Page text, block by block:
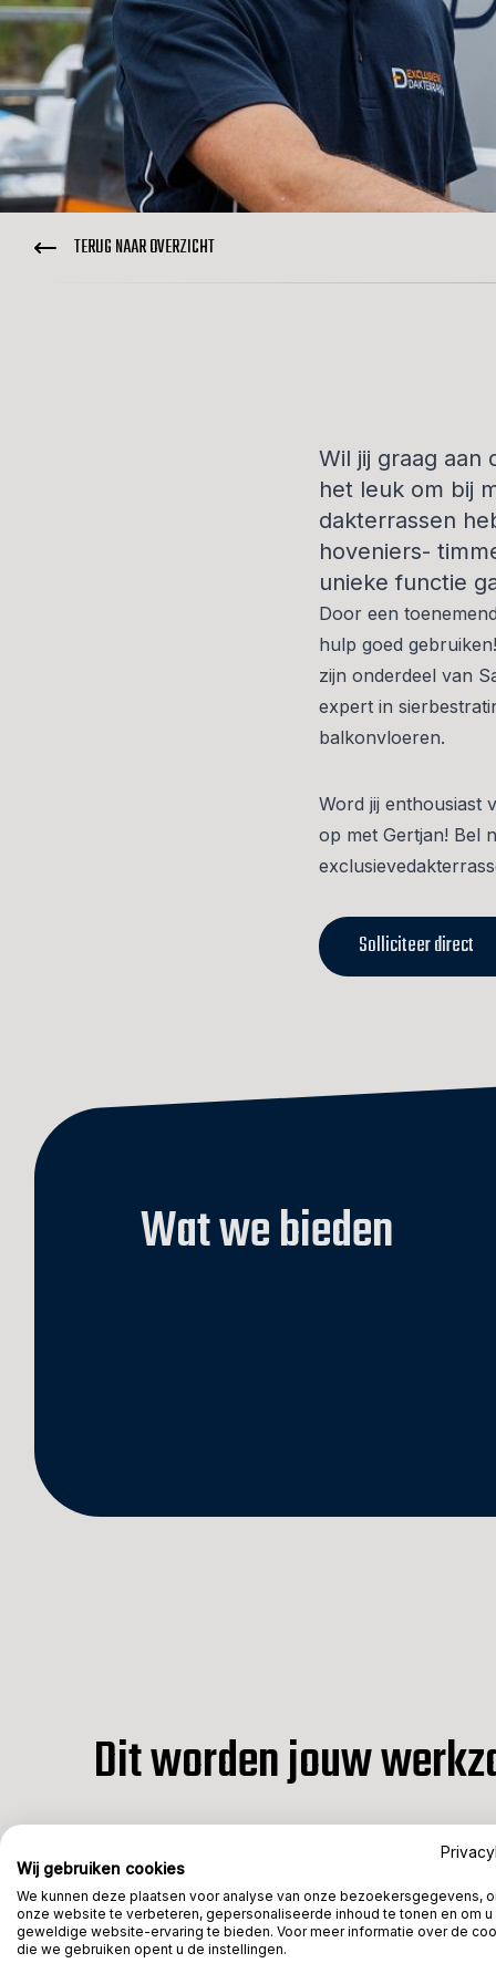
TERUG NAAR OVERZICHT
Wil jij graag aan
het leuk om bij
dakterrassen
hoveniers-
unieke functie
Door een
hulp goed
zijn onderdeel van
expert in
balkonvloeren.
Word jij enthousiast
op met Gertjan! Bel
Solliciteer direct
Wat we bieden
Dit worden jouw
Jij bent de meeste tijd bij mensen thuis aan het
klant andere wensen heeft en doordat je
werk bent, vraagt elke klus inzicht, creativiteit
verantwoordelijkheid! Samen met je collega
vloer, plaatsen jullie de nieuwe keramische
Wij gebruiken cookies
We kunnen deze plaatsen voor analyse van onze bezoekersgegevens,
onze website te verbeteren, gepersonaliseerde inhoud te tonen en om u
geweldige website-ervaring te bieden. Voor meer informatie over de
die we gebruiken opent u de instellingen.